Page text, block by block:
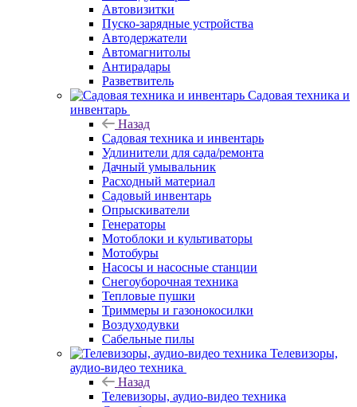
Автовизитки
Пуско-зарядные устройства
Автодержатели
Автомагнитолы
Антирадары
Разветвитель
Садовая техника и
инвентарь
Назад
Садовая техника и инвентарь
Удлинители для сада/ремонта
Дачный умывальник
Расходный материал
Садовый инвентарь
Опрыскиватели
Генераторы
Мотоблоки и культиваторы
Мотобуры
Насосы и насосные станции
Снегоуборочная техника
Тепловые пушки
Триммеры и газонокосилки
Воздуходувки
Сабельные пилы
Телевизоры,
аудио-видео техника
Назад
Телевизоры, аудио-видео техника